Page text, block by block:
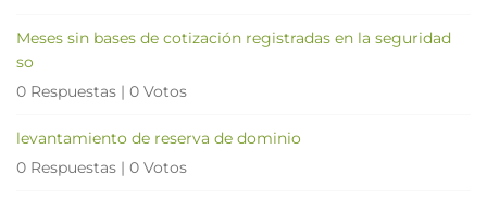
Meses sin bases de cotización registradas en la seguridad
so
0 Respuestas | 0 Votos
levantamiento de reserva de dominio
0 Respuestas | 0 Votos